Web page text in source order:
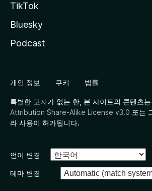
TikTok
Bluesky
Podcast
개인 정보 쿠키 법률
특별한 고지가 없는 한, 본 사이트의 콘텐츠는
Attribution Share-Alike License v3.0 또는
라 사용이 허가됩니다.
언어 변경
테마 변경